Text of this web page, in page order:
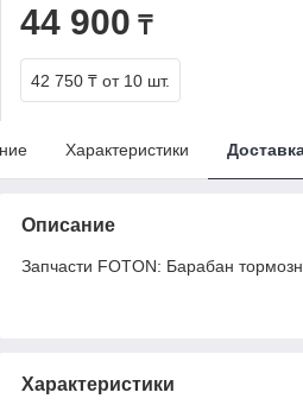
44 900 ₸
42 750 ₸ от 10 шт.
Характеристики
Описание
Запчасти FOTON: Барабан
Характеристики